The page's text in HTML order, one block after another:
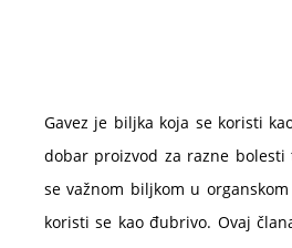
Gavez je biljka koja se koristi
dobar proizvod za razne bolesti
se važnom biljkom u
koristi se kao đubrivo. Ovaj